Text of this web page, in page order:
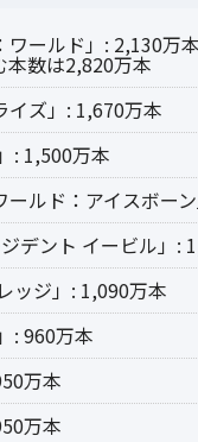
ワールド」: 2,130
本数は2,820万本
イズ」: 1,670万本
: 1,500万本
ールド：アイスボー
デント イービル」:
ッジ」: 1,090万本
: 960万本
万本
万本